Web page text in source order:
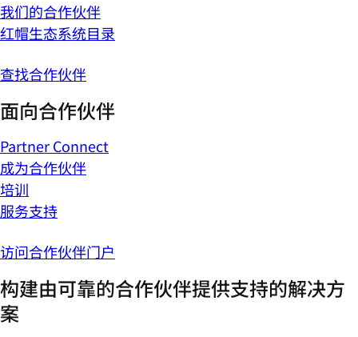
我们的合作伙伴
红帽生态系统目录
查找合作伙伴
面向合作伙伴
Partner Connect
成为合作伙伴
培训
服务支持
访问合作伙伴门户
构建由可靠的合作伙伴提供支持的解决方
案